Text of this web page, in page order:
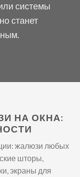
системы
станет
НА ОКНА:
жалюзи любых
шторы,
экраны для